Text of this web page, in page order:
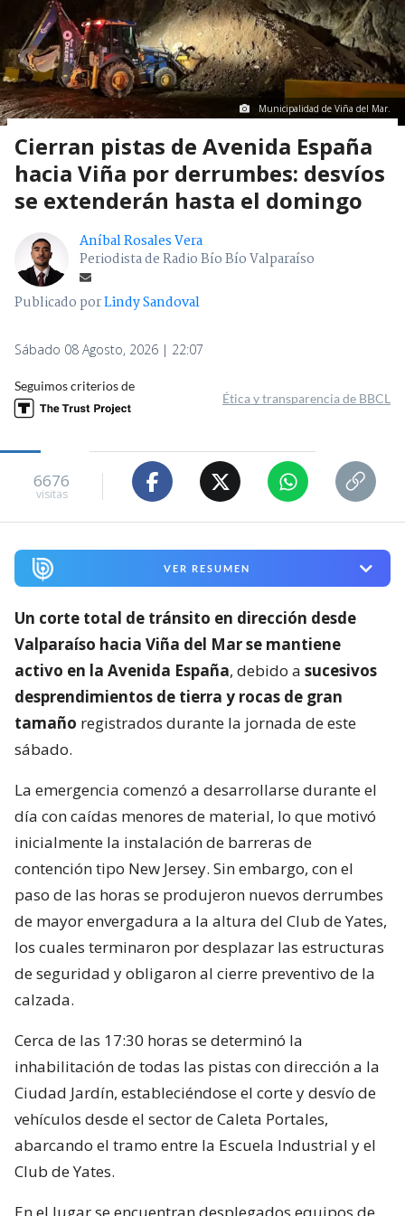
Municipalidad de Viña del Mar.
Cierran pistas de Avenida España
hacia Viña por derrumbes: desvíos
se extenderán hasta el domingo
Aníbal Rosales Vera
Periodista de Radio Bío Bío Valparaíso
Publicado porLindy Sandoval
Sábado 08 Agosto, 2026 | 22:07
Seguimos criterios de
Ética y transparencia de BBCL
6676
visitas
VER RESUMEN
Un corte total de tránsito en dirección desde
Valparaíso hacia Viña del Mar se mantiene
activo en la Avenida España, debido a sucesivos
desprendimientos de tierra y rocas de gran
tamaño registrados durante la jornada de este
sábado.
La emergencia comenzó a desarrollarse durante el
día con caídas menores de material, lo que motivó
inicialmente la instalación de barreras de
contención tipo New Jersey. Sin embargo, con el
paso de las horas se produjeron nuevos derrumbes
de mayor envergadura a la altura del Club de Yates,
los cuales terminaron por desplazar las estructuras
de seguridad y obligaron al cierre preventivo de la
calzada.
Cerca de las 17:30 horas se determinó la
inhabilitación de todas las pistas con dirección a la
Ciudad Jardín, estableciéndose el corte y desvío de
vehículos desde el sector de Caleta Portales,
abarcando el tramo entre la Escuela Industrial y el
Club de Yates.